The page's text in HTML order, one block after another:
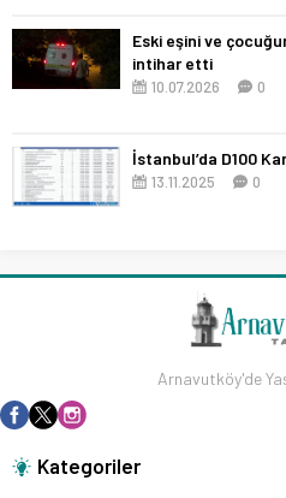
Eski eşini ve
intihar etti
10.07.2026 0
İstanbul’da D100
13.11.2025 0
Arnavutköy'de
Kategoriler